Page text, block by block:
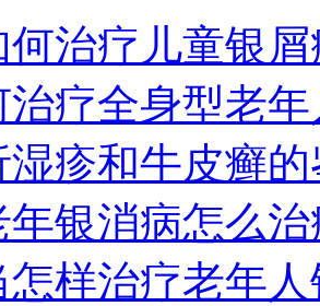
何治疗儿童银
治疗全身型老
湿疹和牛皮癣
年银消病怎么
怎样治疗老年